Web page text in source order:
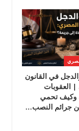
في القانون
العقوبات
وكيف تحمي
جرائم النصب…